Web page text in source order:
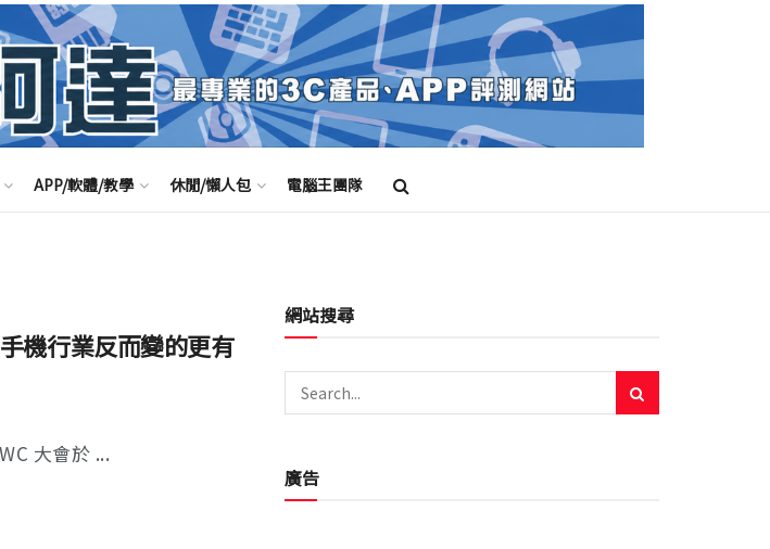
APP/軟體/教學 休閒/懶人包 電腦王團隊
機行業反而變的更有
大會於 ...
網站搜尋
廣告